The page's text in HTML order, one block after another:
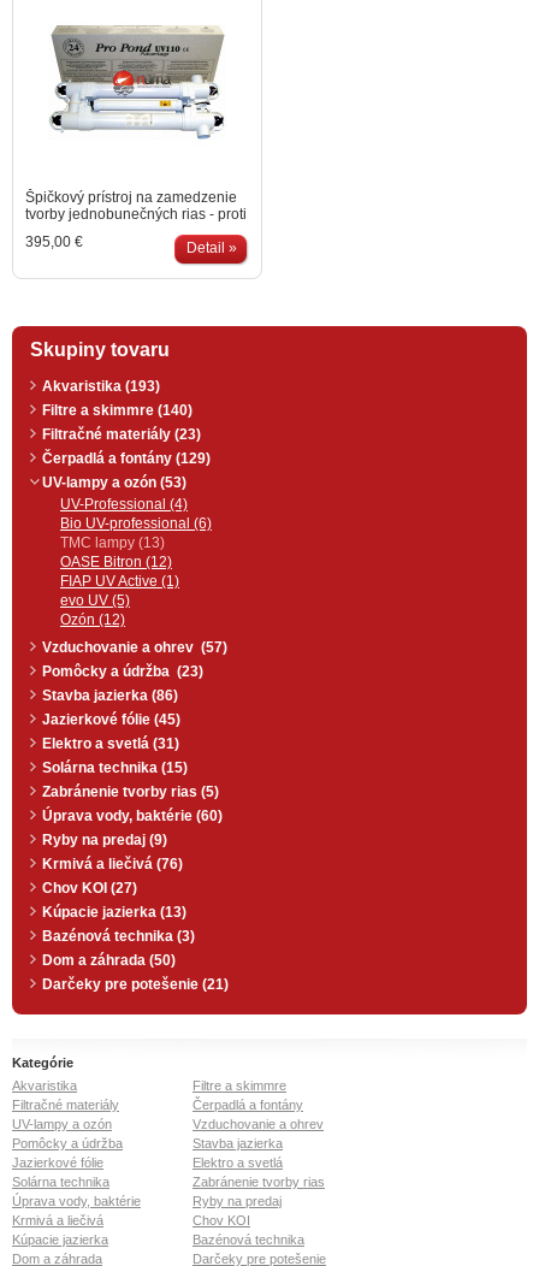
Špičkový prístroj na zamedzenie
tvorby jednobunečných rias - proti
"zelenej" vode. Eliminuje
mikroorganizmy a baktérie vo
vode. Vhodné pre väčšie jazierka
a kúpacie bio bazény. Obsahuje
prevádzkový tlak 3bar.
jazierka. Na dosiahnutie
jazierka mal každé 2-3hodiny
prejsť cez UV-lampu a to 24hodín
denne. Vypnite UV-lampu v
prípade keď cez ňu nepreteká
voda. UV-trubicu odporúčame
meniť každý rok a to na jar, kedy
je najväčšia požiadavka na výkon
UV-žiarivky. Kremíková trubica
stárne rovnako ako UV žiarivka.
Odporúčame ju vymeniť každé 2
roky, v opačnom prípade
negatívne redukuje UV-žiarenie.
Vhodné pre jazierka do objemu
vystavení jazierka priamemu
slnečnému žiareniu a množstvu
rýb.
395,00 € Detail »
Skupiny tovaru
Akvaristika (193)
Filtre a skimmre (140)
Filtračné materiály (23)
Čerpadlá a fontány (129)
UV-lampy a ozón (53)
UV-Professional (4)
Bio UV-professional (6)
TMC lampy (13)
OASE Bitron (12)
FIAP UV Active (1)
evo UV (5)
Ozón (12)
Vzduchovanie a ohrev (57)
Pomôcky a údržba (23)
Stavba jazierka (86)
Jazierkové fólie (45)
Elektro a svetlá (31)
Solárna technika (15)
Zabránenie tvorby rias (5)
Úprava vody, baktérie (60)
Ryby na predaj (9)
Krmivá a liečivá (76)
Chov KOI (27)
Kúpacie jazierka (13)
Bazénová technika (3)
Dom a záhrada (50)
Darčeky pre potešenie (21)
Kategórie
Akvaristika
Filtre a skimmre
Filtračné materiály
Čerpadlá a fontány
UV-lampy a ozón
Vzduchovanie a ohrev
Pomôcky a údržba
Stavba jazierka
Jazierkové fólie
Elektro a svetlá
Solárna technika
Zabránenie tvorby rias
Úprava vody, baktérie
Ryby na predaj
Krmivá a liečivá
Chov KOI
Kúpacie jazierka
Bazénová technika
Dom a záhrada
Darčeky pre potešenie